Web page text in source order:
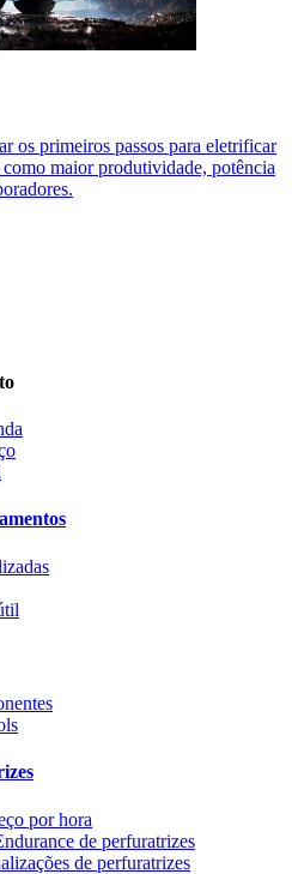
os primeiros passos para eletrificar
maior produtividade, potência
por hora
de perfuratrizes
de perfuratrizes